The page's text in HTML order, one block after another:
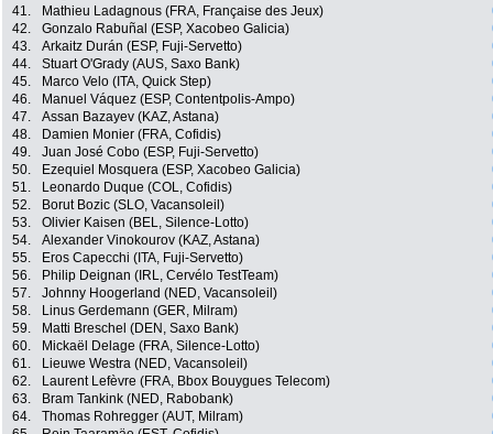
41.
Mathieu Ladagnous (FRA, Française des Jeux)
42.
Gonzalo Rabuñal (ESP, Xacobeo Galicia)
43.
Arkaitz Durán (ESP, Fuji-Servetto)
44.
Stuart O'Grady (AUS, Saxo Bank)
45.
Marco Velo (ITA, Quick Step)
46.
Manuel Váquez (ESP, Contentpolis-Ampo)
47.
Assan Bazayev (KAZ, Astana)
48.
Damien Monier (FRA, Cofidis)
49.
Juan José Cobo (ESP, Fuji-Servetto)
50.
Ezequiel Mosquera (ESP, Xacobeo Galicia)
51.
Leonardo Duque (COL, Cofidis)
52.
Borut Bozic (SLO, Vacansoleil)
53.
Olivier Kaisen (BEL, Silence-Lotto)
54.
Alexander Vinokourov (KAZ, Astana)
55.
Eros Capecchi (ITA, Fuji-Servetto)
56.
Philip Deignan (IRL, Cervélo TestTeam)
57.
Johnny Hoogerland (NED, Vacansoleil)
58.
Linus Gerdemann (GER, Milram)
59.
Matti Breschel (DEN, Saxo Bank)
60.
Mickaël Delage (FRA, Silence-Lotto)
61.
Lieuwe Westra (NED, Vacansoleil)
62.
Laurent Lefèvre (FRA, Bbox Bouygues Telecom)
63.
Bram Tankink (NED, Rabobank)
64.
Thomas Rohregger (AUT, Milram)